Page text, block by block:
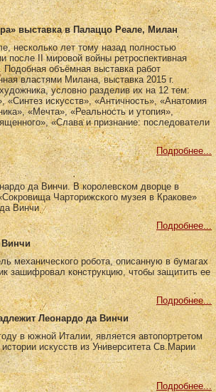
выставка в Палаццо Реале, Милан
несколько лет тому назад полностью
после II мировой войны ретроспективная
объёмная выставка работ
властями Милана, выставка 2015 г.
условно разделив их на 12 тем:
«Синтез искусств», «Античность», «Анатомия
«Мечта», «Реальность и утопия»,
«Слава и признание: последователи
Подробнее...
да Винчи. В королевском дворце в
Чарторижского музея в Кракове»
Винчи
Подробнее...
Винчи
механического робота, описанную в бумагах
зашифровал конструкцию, чтобы защитить ее
Подробнее...
Леонардо да Винчи
в южной Италии, является автопортретом
искусств из Университета Св.Марии
Подробнее...